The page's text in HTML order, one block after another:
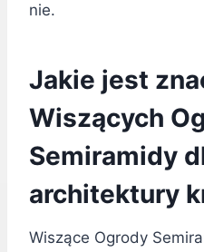
nie.
Jakie jest
Wiszących
Semiramidy
architektury
Wiszące Ogrody